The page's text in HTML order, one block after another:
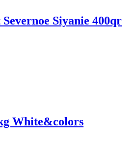
Siyanie 400qr
White&colors